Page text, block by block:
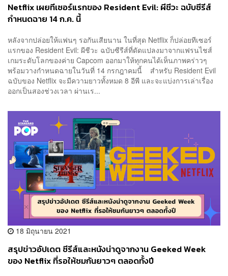
Netflix เผยทีเซอร์แรกของ Resident Evil: ผีชีวะ ฉบับซีรีส์
กำหนดฉาย 14 ก.ค. นี้
หลังจากปล่อยให้แฟนๆ รอกันเสียนาน ในที่สุด Netflix ก็ปล่อยทีเซอร์
แรกของ Resident Evil: ผีชีวะ ฉบับซีรีส์ที่ดัดแปลงมาจากแฟรนไชส์
เกมระดับโลกของค่าย Capcom ออกมาให้ทุกคนได้เห็นภาพคร่าวๆ
พร้อมวางกำหนดฉายในวันที่ 14 กรกฎาคมนี้ สำหรับ Resident Evil
ฉบับของ Netflix จะมีความยาวทั้งหมด 8 อีพี และจะแบ่งการเล่าเรื่อง
ออกเป็นสองช่วงเวลา ผ่านเร...
18 มิถุนายน 2021
สรุปข่าวอัปเดต ซีรีส์และหนังน่าดูจากงาน Geeked Week
ของ Netflix ที่รอให้ชมกันยาวๆ ตลอดทั้งปี